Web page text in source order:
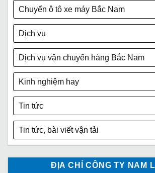
Chuyển ô tô xe máy Bắc Nam
Dịch vụ
Dịch vụ vận chuyển hàng Bắc Nam
Kinh nghiệm hay
Tin tức
Tin tức, bài viết vận tải
ĐỊA CHỈ CÔNG TY NAM